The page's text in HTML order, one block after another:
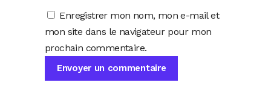
Enregistrer mon nom, mon e-mail et
mon site dans le navigateur pour mon
prochain commentaire.